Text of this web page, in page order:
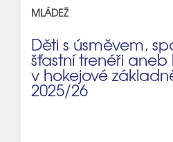
MLÁDEŽ
Děti s úsměvem,
šťastní trenéři aneb
v hokejové
2025/26